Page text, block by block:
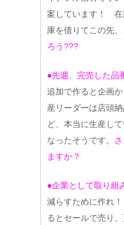
案しています！ 在
庫を借りてこの先、
ろう???
●先週、完売した品
追加で作ると企画
産リーダーは店頭
ど、本当に生産し
なったそうです。
ますか？
●企業として取り組
減らすために作れ
るとセールで売り